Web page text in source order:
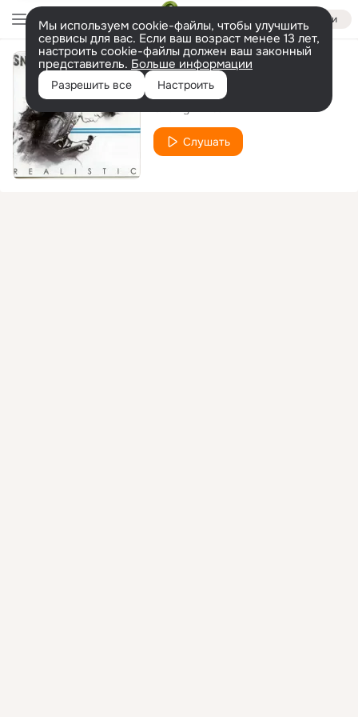
Войти
Мы используем cookie-файлы, чтобы улучшить
сервисы для вас. Если ваш возраст менее 13 лет,
настроить cookie-файлы должен ваш законный
представитель. Больше информации
Разрешить все Настроить
Another Story Told
Слушать